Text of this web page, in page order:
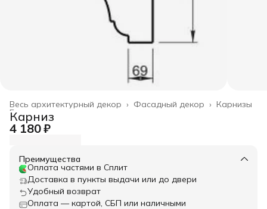
Карнизы
Фасадный декор ›
Весь архитектурный декор ›
Главная ›
Карниз
4 180 ₽
Преимущества
Оплата частями в Сплит
Доставка в пункты выдачи или до двери
Удобный возврат
Оплата — картой, СБП или наличными